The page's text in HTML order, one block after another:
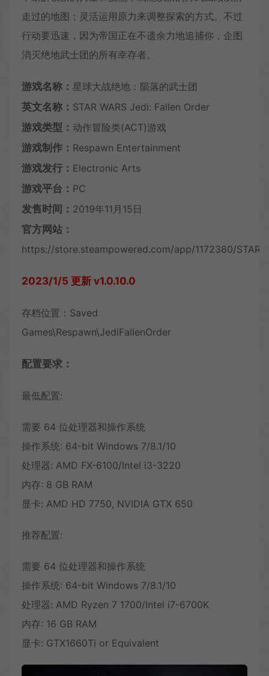
走过的地图；灵活运用原力来调整探索的方式。不过
行动要迅速，因为帝国正在不遗余力地追捕你，企图
消灭绝地武士团的所有幸存者。
游戏名称： 星球大战绝地：陨落的武士团
英文名称： STAR WARS Jedi: Fallen Order
游戏类型： 动作冒险类(ACT)游戏
游戏制作： Respawn Entertainment
游戏发行： Electronic Arts
游戏平台： PC
发售时间： 2019年11月15日
官方网站：
https://store.steampowered.com/app/1172380/
2023/1/5 更新 v1.0.10.0
存档位置：Saved
Games\Respawn\JediFallenOrder
配置要求：
最低配置:
需要 64 位处理器和操作系统
操作系统: 64-bit Windows 7/8.1/10
处理器: AMD FX-6100/Intel i3-3220
内存: 8 GB RAM
显卡: AMD HD 7750, NVIDIA GTX 650
推荐配置:
需要 64 位处理器和操作系统
操作系统: 64-bit Windows 7/8.1/10
处理器: AMD Ryzen 7 1700/Intel i7-6700K
内存: 16 GB RAM
显卡: GTX1660Ti or Equivalent